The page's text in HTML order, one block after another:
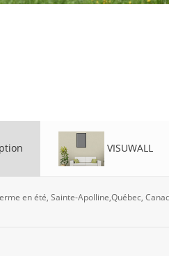
VISUWALL
en été, Sainte-Apolline,Québec,